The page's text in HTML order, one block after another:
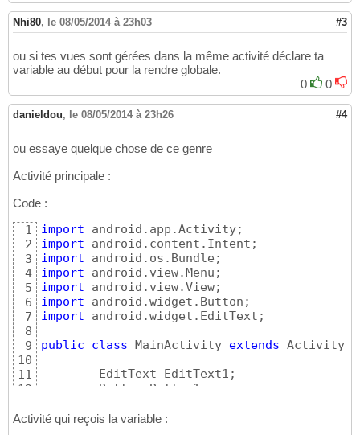
Nhi80, le 08/05/2014 à 23h03 #3
ou si tes vues sont gérées dans la même activité déclare ta
variable au début pour la rendre globale.
0
0
danieldou, le 08/05/2014 à 23h26 #4
ou essaye quelque chose de ce genre
Activité principale :
Code :
1
2
3
4
5
6
7
8
9
10
11
12
14
import
import
import
import
import
import
import android.widget.EditText;
public
class MainActivity extends Activity
static MainActivity MainActivity;
Activité qui reçois la variable :